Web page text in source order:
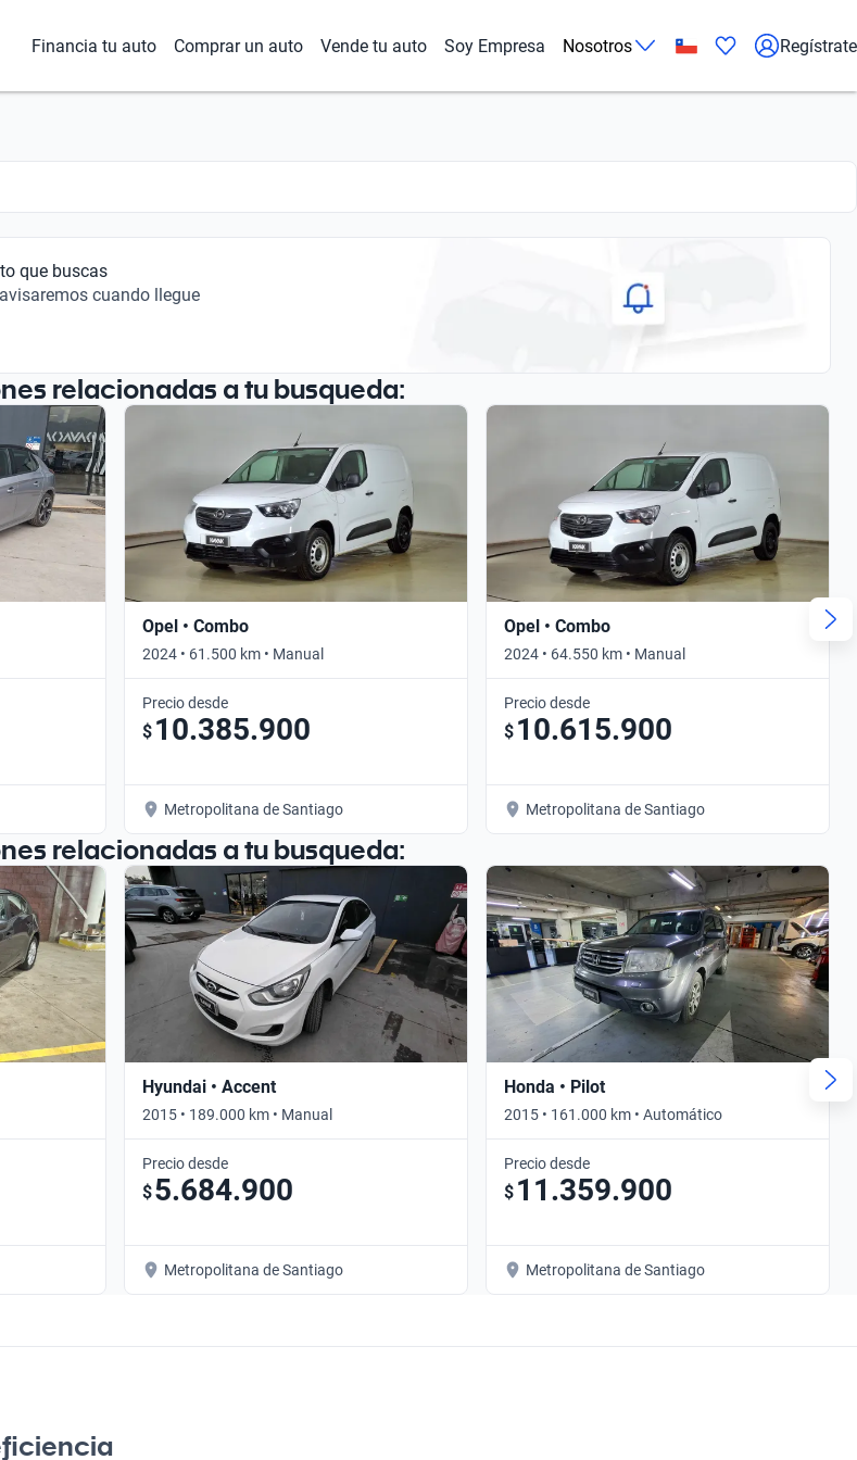
Financia tu auto Comprar un auto Vende tu auto Soy Empresa Nosotros Regístrate
que buscas
cuando llegue
relacionadas a tu busqueda:
Opel • Combo
2024 • 61.500 km • Manual
Precio desde
$ 10.385.900
Metropolitana de Santiago
Opel • Combo
2024 • 64.550 km • Manual
Precio desde
$ 10.615.900
Metropolitana de Santiago
relacionadas a tu busqueda:
Hyundai • Accent
2015 • 189.000 km • Manual
Precio desde
$5.684.900
Metropolitana de Santiago
Honda • Pilot
2015 • 161.000 km • Automático
Precio desde
$ 11.359.900
Metropolitana de Santiago